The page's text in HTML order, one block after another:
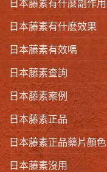
日本藤素有什麼副作用
日本藤素有什麽效果
日本藤素有效嗎
日本藤素查詢
日本藤素案例
日本藤素正品
日本藤素正品藥片顏色
日本藤素沒用